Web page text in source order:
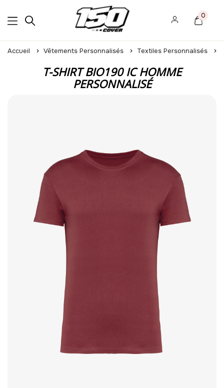
0
Accueil Vêtements Personnalisés Textiles Personnalisés
T-SHIRT BIO190 IC HOMME
PERSONNALISÉ